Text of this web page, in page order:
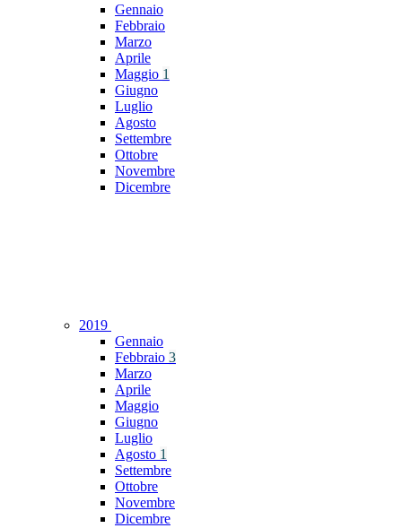
Gennaio
Febbraio
Marzo
Aprile
Maggio 1
Giugno
Luglio
Agosto
Settembre
Ottobre
Novembre
Dicembre
2019
Gennaio
Febbraio 3
Marzo
Aprile
Maggio
Giugno
Luglio
Agosto 1
Settembre
Ottobre
Novembre
Dicembre